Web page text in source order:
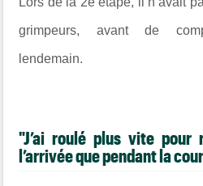
grimpeurs, avant de
lendemain.
"J’ai roulé plus vite pour
l’arrivée que pendant la